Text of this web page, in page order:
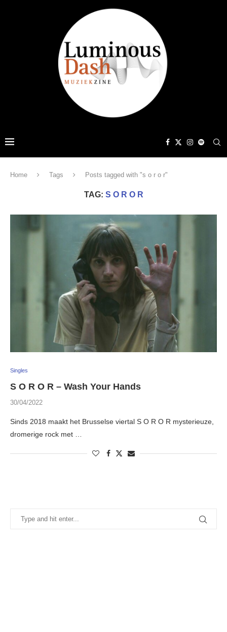
Home Tags Posts tagged with "s o r o r"
TAG: S O R O R
Singles
S O R O R – Wash Your Hands
30/04/2022
Sinds 2018 maakt het Brusselse viertal S O R O R mysterieuze,
dromerige rock met …